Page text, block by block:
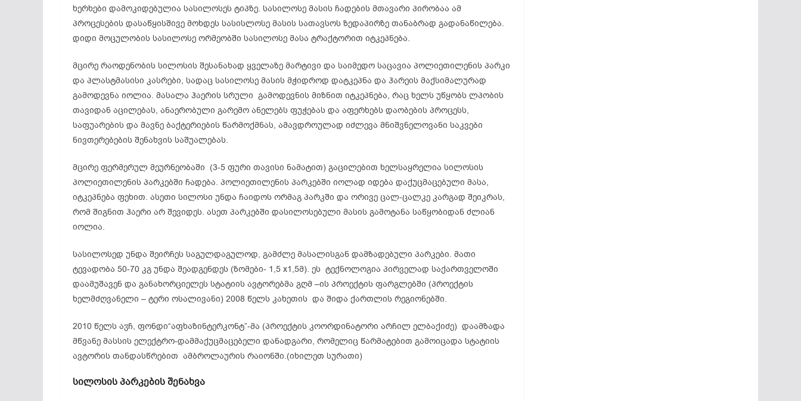
ხერხები დამოკიდებულია სასილოსეს ტიპზე. სასილოსე მასის ჩადების მთავარი პირობაა ამ
პროცესების დასაწყისშივე მოხდეს სასისლოსე მასის სათავსოს ზედაპირზე თანაბრად გადანაწილება.
დიდი მოცულობის სასილოსე ორმეობში სასილოსე მასა ტრაქტორით იტკეპნება.
მცირე რაოდენობის სილოსის შესანახად ყველაზე მარტივი და საიმედო საცავია პოლიეთილენის პარკი
და პლასტმასისი კასრები, სადაც სასილოსე მასის მჭიდროდ დატკეპნა და ჰარეის მაქსიმალურად
გამოდევნა იოლია. მასალა ჰაერის სრული გამოდევნის მიზნით იტკეპნება, რაც ხელს უწყობს ლპობის
თავიდან აცილებას, ანაერობული გარემო ანელებს ფუჭებას და აფერხებს დაობების პროცესს,
საფუარების და მავნე ბაქტერიების წარმოქმნას, ამავდროულად იძლევა მნიშვნელოვანი საკვები
ნივთერებების შენახვის საშუალებას.
მცირე ფერმერულ მეურნეობაში (3-5 ფური თავისი ნამატით) გაცილებით ხელსაყრელია სილოსის
პოლიეთილენის პარკებში ჩადება. პოლიეთილენის პარკებში იოლად იდება დაქუცმაცებული მასა,
იტკეპნება ფეხით. ასეთი სილოსი უნდა ჩაიდოს ორმაგ პარკში და ორივე ცალ-ცალკე კარგად შეიკრას,
რომ შიგნით ჰაერი არ შევიდეს. ასეთ პარკებში დასილოსებული მასის გამოტანა საწყობიდან ძლიან
იოლია.
სასილოსედ უნდა შეირჩეს საგულდაგულოდ, გამძლე მასალისგან დამზადებული პარკები. მათი
ტევადობა 50-70 კგ უნდა შეადგენდეს (ზომები- 1,5 х1,5მ). ეს ტექნოლოგია პირველად საქართველოში
დაამუშავენ და განახორციელეს სტატიის ავტორებმა გღმ –ის პროექტის ფარგლებში (პროექტის
ხელმძღვანელი – ტერი ოსალივანი) 2008 წელს კახეთის და შიდა ქართლის რეგიონებში.
2010 წელს აჳჩ, ფონდი“აფხაზინტერკონტ”-მა (პროექტის კოორდინატორი არჩილ ელბაქიძე) დაამზადა
მწვანე მასსის ელექტრო-დამმაქუცმაცებელი დანადგარი, რომელიც წარმატებით გამოიცადა სტატიის
ავტორის თანდასწრებით ამბროლაურის რაიონში.(იხილეთ სურათი)
სილოსისპარკებისშენახვა